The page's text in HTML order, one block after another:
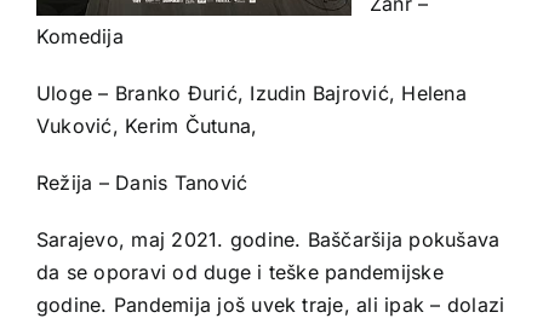
Komedija
Uloge – Branko Đurić, Izudin Bajrović, Helena
Vuković, Kerim Čutuna,
Režija – Danis Tanović
Sarajevo, maj 2021. godine. Baščaršija pokušava
da se oporavi od duge i teške pandemijske
godine. Pandemija još uvek traje, ali ipak – dolazi